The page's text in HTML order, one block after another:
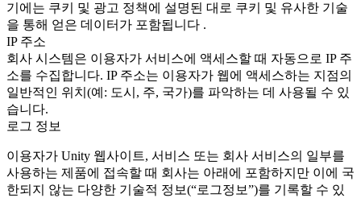
기에는 쿠키 및 광고 정책에 설명된 대로 쿠키 및 유사한 기술
을 통해 얻은 데이터가 포함됩니다 .
IP 주소
회사 시스템은 이용자가 서비스에 액세스할 때 자동으로 IP 주
소를 수집합니다. IP 주소는 이용자가 웹에 액세스하는 지점의
일반적인 위치(예: 도시, 주, 국가)를 파악하는 데 사용될 수 있
습니다.
로그 정보
이용자가 Unity 웹사이트, 서비스 또는 회사 서비스의 일부를
사용하는 제품에 접속할 때 회사는 아래에 포함하지만 이에 국
한되지 않는 다양한 기술적 정보(“로그정보”)를 기록할 수 있